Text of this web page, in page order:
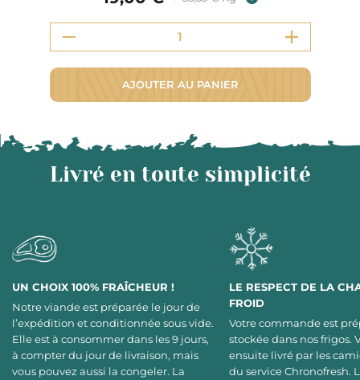
AJOUTER AU PANIER
Livré en toute simplicité
UN CHOIX 100% FRAÎCHEUR !
Notre viande est préparée le jour de
l’expédition et conditionnée sous vide.
Elle est à consommer dans les 9 jours,
à compter du jour de livraison, mais
vous pouvez aussi la congeler. La
LE RESPECT DE LA
FROID
Votre commande est
stockée dans nos frigos.
ensuite livré par les
du service Chronofresh.